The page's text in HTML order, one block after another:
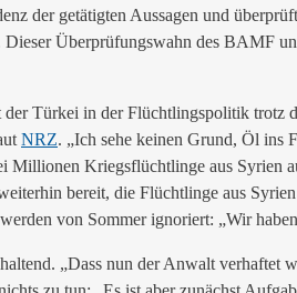
der getätigten Aussagen und
Überprüfungswahn des BAMF
Türkei in der Flüchtlingspolitik
NRZ. „Ich sehe keinen Grund, Öl ins
Kriegsflüchtlinge aus Syrien
bereit, die Flüchtlinge aus
werden von Sommer ignoriert: „Wir
„Dass nun der Anwalt verhaftet